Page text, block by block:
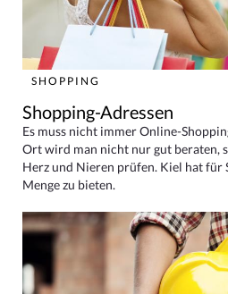
SHOPPING
Shopping-Adressen
Es muss nicht immer Online-
Ort wird man nicht nur gut beraten,
Herz und Nieren prüfen. Kiel hat für
Menge zu bieten.